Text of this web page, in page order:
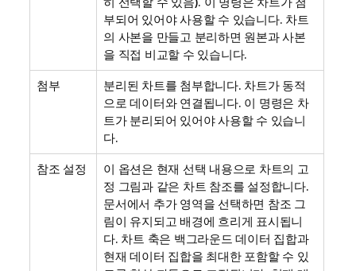
부되어 있어야 사용할 수 있습니다. 차트
의 사본을 만들고 분리하면 원본과 사본
을 직접 비교할 수 있습니다.
첨부
분리된 차트를 첨부합니다. 차트가 동적
으로 데이터와 연결됩니다. 이 명령은 차
트가 분리되어 있어야 사용할 수 있습니
다.
참조 설정
이 옵션은 현재 선택 내용으로 차트의 고
정 그림과 같은 차트 참조를 설정합니다.
문서에서 추가 영역을 선택하면 참조 그
림이 유지되고 배경에 흐리게 표시됩니
다. 차트 축은 백그라운드 데이터 집합과
현재 데이터 집합을 최대한 포함할 수 있